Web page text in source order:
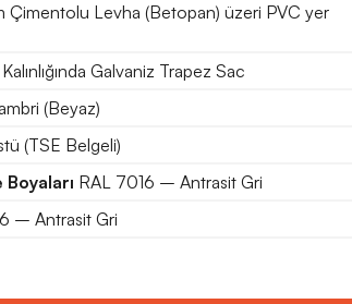
Çimentolu Levha (Betopan) üzeri PVC yer
Galvaniz Trapez Sac
(Beyaz)
(TSE Belgeli)
RAL 7016 – Antrasit Gri
– Antrasit Gri